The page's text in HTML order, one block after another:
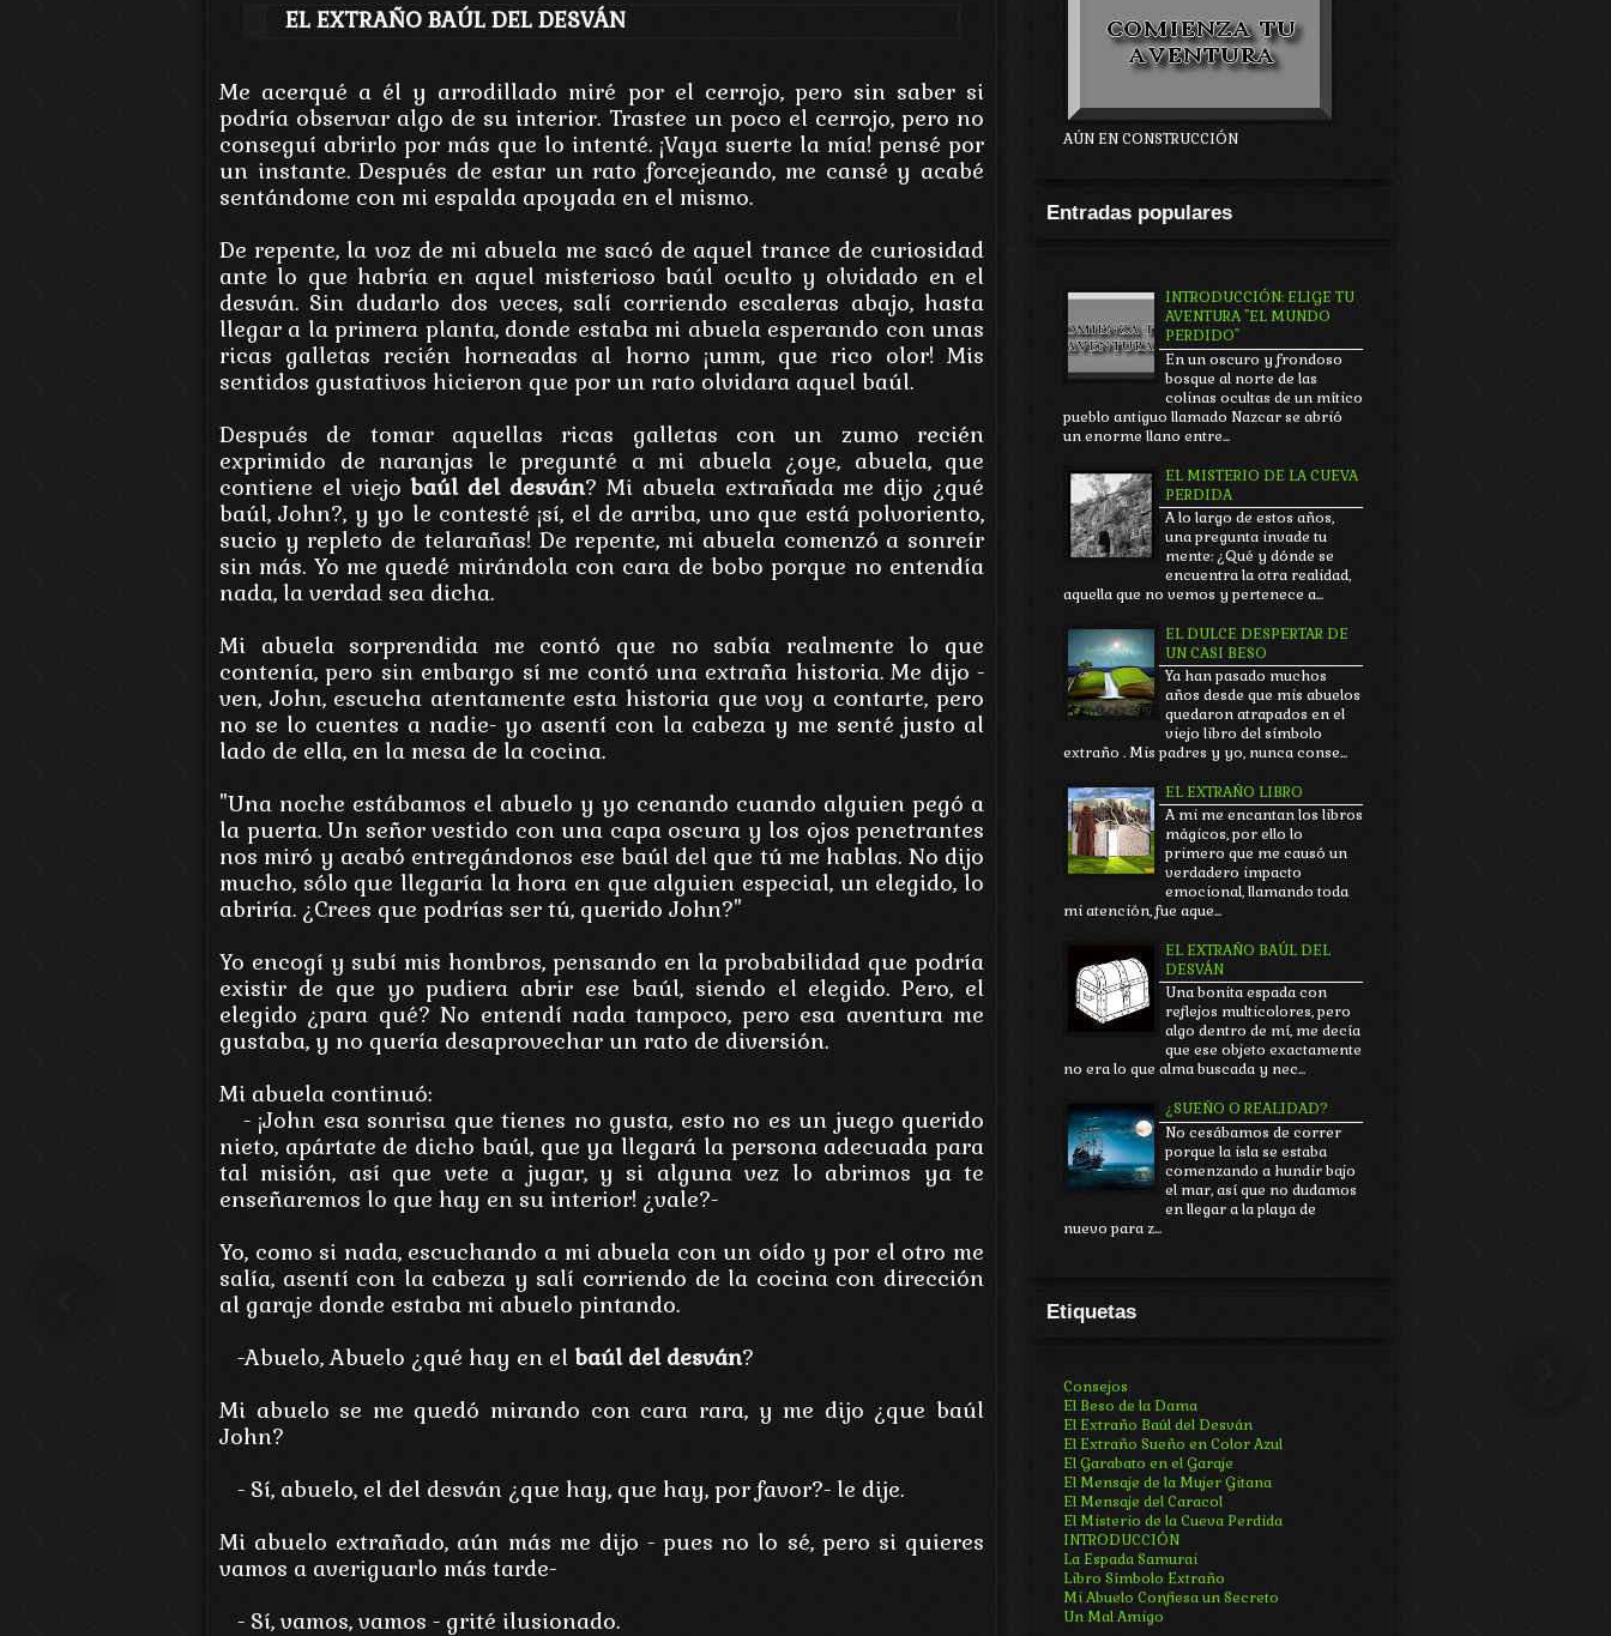
EL EXTRAÑO BAÚL DEL DESVÁN
Me acerqué a él y arrodillado miré por el cerrojo, pero sin saber si
podría observar algo de su interior. Trastee un poco el cerrojo, pero no
conseguí abrirlo por más que lo intenté. ¡Vaya suerte la mía! pensé por
un instante. Después de estar un rato forcejeando, me cansé y acabé
sentándome con mi espalda apoyada en el mismo.
De repente, la voz de mi abuela me sacó de aquel trance de curiosidad
ante lo que habría en aquel misterioso baúl oculto y olvidado en el
desván. Sin dudarlo dos veces, salí corriendo escaleras abajo, hasta
llegar a la primera planta, donde estaba mi abuela esperando con unas
ricas galletas recién horneadas al horno ¡umm, que rico olor! Mis
sentidos gustativos hicieron que por un rato olvidara aquel baúl.
Después de tomar aquellas ricas galletas con un zumo recién
exprimido de naranjas le pregunté a mi abuela ¿oye, abuela, que
contiene el viejobaúl del desván? Mi abuela extrañada me dijo ¿qué
baúl, John?, y yo le contesté ¡sí, el de arriba, uno que está polvoriento,
sucio y repleto de telarañas! De repente, mi abuela comenzó a sonreír
sin más. Yo me quedé mirándola con cara de bobo porque no entendía
nada, la verdad sea dicha.
Mi abuela sorprendida me contó que no sabía realmente lo que
contenía, pero sin embargo sí me contó una extraña historia. Me dijo -
ven, John, escucha atentamente esta historia que voy a contarte, pero
no se lo cuentes a nadie- yo asentí con la cabeza y me senté justo al
lado de ella, en la mesa de la cocina.
"Una noche estábamos el abuelo y yo cenando cuando alguien pegó a
la puerta. Un señor vestido con una capa oscura y los ojos penetrantes
nos miró y acabó entregándonos ese baúl del que tú me hablas. No dijo
mucho, sólo que llegaría la hora en que alguien especial, un elegido, lo
abriría. ¿Crees que podrías ser tú, querido John?"
Yo encogí y subí mis hombros, pensando en la probabilidad que podría
existir de que yo pudiera abrir ese baúl, siendo el elegido. Pero, el
elegido ¿para qué? No entendí nada tampoco, pero esa aventura me
gustaba, y no quería desaprovechar un rato de diversión.
Mi abuela continuó:
- ¡John esa sonrisa que tienes no gusta, esto no es un juego querido
nieto, apártate de dicho baúl, que ya llegará la persona adecuada para
tal misión, así que vete a jugar, y si alguna vez lo abrimos ya te
enseñaremos lo que hay en su interior! ¿vale?-
Yo, como si nada, escuchando a mi abuela con un oído y por el otro me
salía, asentí con la cabeza y salí corriendo de la cocina con dirección
al garaje donde estaba mi abuelo pintando.
-Abuelo, Abuelo ¿qué hay en el baúl del desván?
Mi abuelo se me quedó mirando con cara rara, y me dijo ¿que baúl
John?
- Sí, abuelo, el del desván ¿que hay, que hay, por favor?- le dije.
Mi abuelo extrañado, aún más me dijo - pues no lo sé, pero si quieres
vamos a averiguarlo más tarde-
- Sí, vamos, vamos - grité ilusionado.
AÚN EN CONSTRUCCIÓN
Entradas populares
INTRODUCCIÓN: ELIGE TU
AVENTURA "EL MUNDO
PERDIDO"
En un oscuro y frondoso
bosque al norte de las
colinas ocultas de un mítico
pueblo antiguo llamado Nazcar se abrió
un enorme llano entre...
EL MISTERIO DE LA CUEVA
PERDIDA
A lo largo de estos años,
una pregunta invade tu
mente: ¿Qué y dónde se
encuentra la otra realidad,
aquella que no vemos y pertenece a...
EL DULCE DESPERTAR DE
UN CASI BESO
Ya han pasado muchos
años desde que mis abuelos
quedaron atrapados en el
viejo libro del símbolo
extraño . Mis padres y yo, nunca conse...
EL EXTRAÑO LIBRO
A mi me encantan los libros
mágicos, por ello lo
primero que me causó un
verdadero impacto
emocional, llamando toda
mi atención, fue aque...
EL EXTRAÑO BAÚL DEL
DESVÁN
Una bonita espada con
reflejos multicolores, pero
algo dentro de mí, me decía
que ese objeto exactamente
no era lo que alma buscada y nec...
¿SUEÑO O REALIDAD?
No cesábamos de correr
porque la isla se estaba
comenzando a hundir bajo
el mar, así que no dudamos
en llegar a la playa de
nuevo para z...
Etiquetas
Consejos
El Beso de la Dama
El Extraño Baúl del Desván
El Extraño Sueño en Color Azul
El Garabato en el Garaje
El Mensaje de la Mujer Gitana
El Mensaje del Caracol
El Misterio de la Cueva Perdida
INTRODUCCIÓN
La Espada Samurai
Libro Símbolo Extraño
Mi Abuelo Confiesa un Secreto
Un Mal Amigo